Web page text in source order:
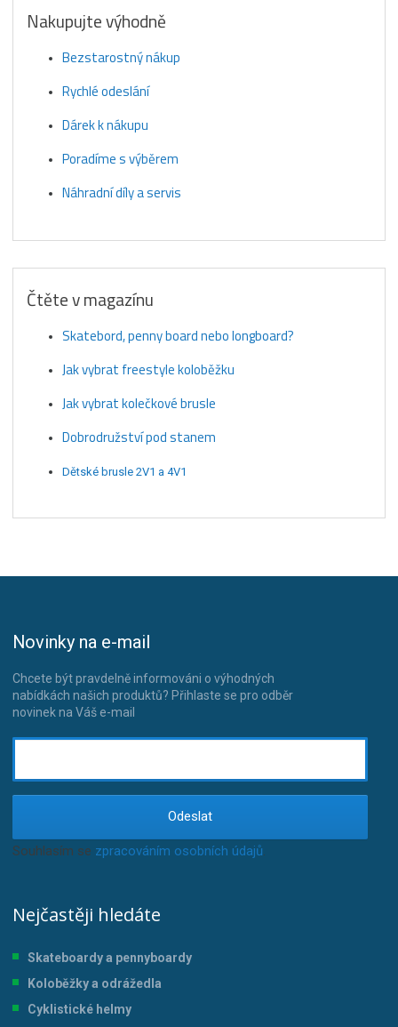
Nakupujte výhodně
Bezstarostný nákup
Rychlé odeslání
Dárek k nákupu
Poradíme s výběrem
Náhradní díly a servis
Čtěte v magazínu
Skatebord, penny board nebo longboard?
Jak vybrat freestyle koloběžku
Jak vybrat kolečkové brusle
Dobrodružství pod stanem
Dětské brusle 2V1 a 4V1
Novinky na e-mail
Chcete být pravdelně informováni o výhodných
nabídkách našich produktů? Přihlaste se pro odběr
novinek na Váš e-mail
Odeslat
Souhlasím se zpracováním osobních údajů.
Nejčastěji hledáte
Skateboardy a pennyboardy
Koloběžky a odrážedla
Cyklistické helmy